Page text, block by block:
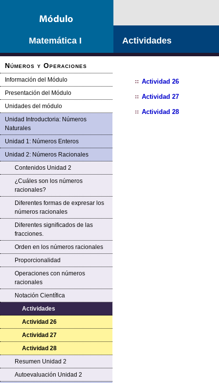
Matemática I
Números y Operaciones
Información del Módulo
Presentación del Módulo
Unidades del módulo
Unidad Introductoria: Números
Naturales
Unidad 1: Números Enteros
Unidad 2: Números Racionales
Contenidos Unidad 2
¿Cuáles son los números
racionales?
Diferentes formas de expresar los
números racionales
Diferentes significados de las
fracciones.
Orden en los números racionales
Proporcionalidad
Operaciones con números
racionales
Notación Científica
Actividades
Actividad 26
Actividad 27
Actividad 28
Resumen Unidad 2
Autoevaluación Unidad 2
Actividades
Actividad 26
Actividad 27
Actividad 28